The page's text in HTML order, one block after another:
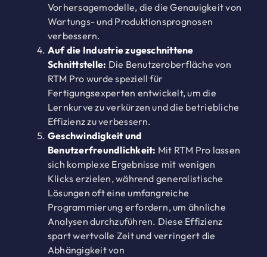
Vorhersagemodelle, die die Genauigkeit von
Wartungs- und Produktionsprognosen
verbessern.
Auf die Industrie zugeschnittene
Schnittstelle: Die Benutzeroberfläche von
RTM Pro wurde speziell für
Fertigungsexperten entwickelt, um die
Lernkurve zu verkürzen und die betriebliche
Effizienz zu verbessern.
Geschwindigkeit und
Benutzerfreundlichkeit: Mit RTM Pro lassen
sich komplexe Ergebnisse mit wenigen
Klicks erzielen, während generalistische
Lösungen oft eine umfangreiche
Programmierung erfordern, um ähnliche
Analysen durchzuführen. Diese Effizienz
spart wertvolle Zeit und verringert die
Abhängigkeit von